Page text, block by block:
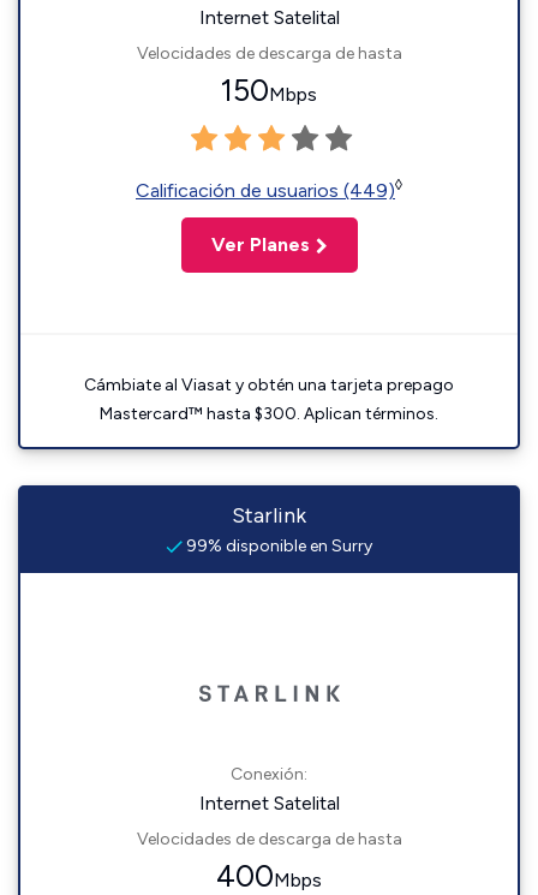
Internet Satelital
Velocidades de descarga de hasta
150Mbps
Calificación de usuarios (449)◊
Ver Planes
Cámbiate al Viasat y obtén una tarjeta prepago
Mastercard™ hasta $300. Aplican términos.
Starlink
99% disponible en Surry
Conexión:
Internet Satelital
Velocidades de descarga de hasta
400Mbps